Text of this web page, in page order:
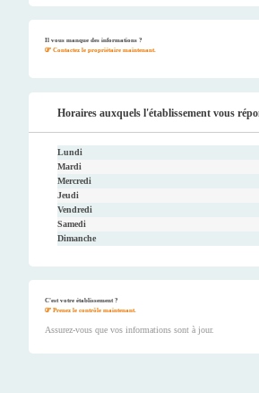
Il vous manque des informations ?
Contactez le propriétaire maintenant.
Horaires auxquels l'établissement vous
Lundi
Mardi
Mercredi
Jeudi
Vendredi
Samedi
Dimanche
C'est votre établissement ?
Prenez le contrôle maintenant.
Assurez-vous que vos informations sont à jour.